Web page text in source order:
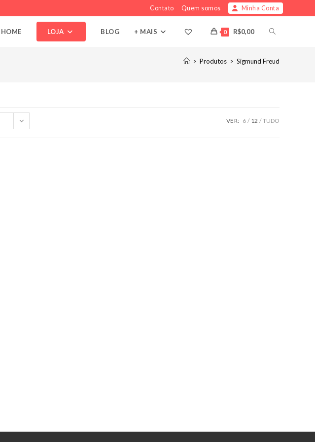
Contato Quem somos Minha Conta
HOME LOJA BLOG + MAIS 0 R$0,00 ALTERNAR
PESQUISA
SITE
> Produtos > Sigmund Freud
VER: 6 12 TUDO